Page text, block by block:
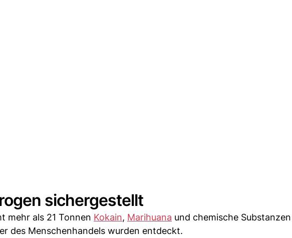
sichergestellt
mehr als 21 Tonnen Kokain, Marihuana und chemische
des Menschenhandels wurden entdeckt.